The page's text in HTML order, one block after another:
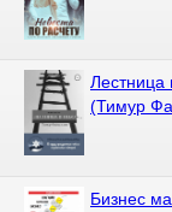
Лестница
(Тимур
Бизнес